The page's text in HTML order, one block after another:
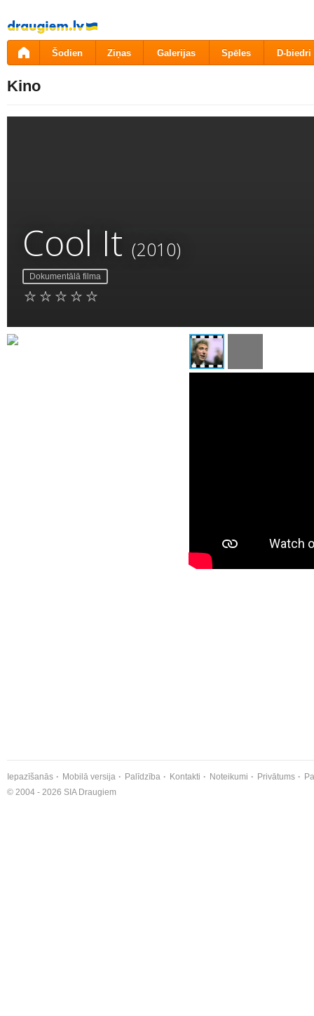
Pāriet
uz
saturu
Šodien Ziņas Galerijas Spēles D-biedri
Kino
Cool It (2010)
Dokumentālā filma
Iepazīšanās Mobilā versija Palīdzība Kontakti Noteikumi Privātums
© 2004 - 2026 SIA Draugiem